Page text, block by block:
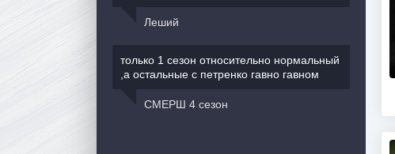
Леший
только 1 сезон относительно нормальный
,а остальные с петренко гавно гавном
СМЕРШ 4 сезон